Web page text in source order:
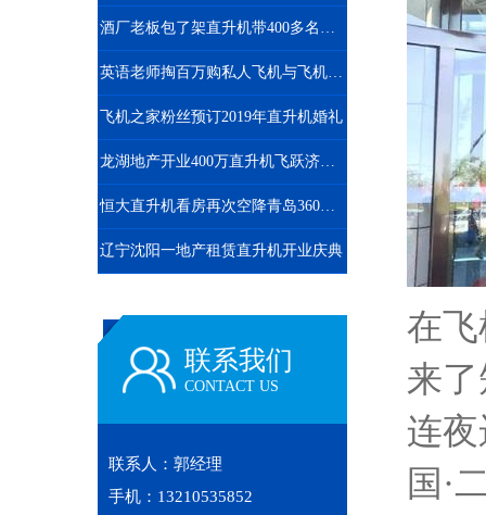
酒厂老板包了架直升机带400多名员工空中游览西柏坡
英语老师掏百万购私人飞机与飞机之家开展直升机租赁业务
飞机之家粉丝预订2019年直升机婚礼
龙湖地产开业400万直升机飞跃济南东CBD
恒大直升机看房再次空降青岛360度空中看楼盘
辽宁沈阳一地产租赁直升机开业庆典
联系我们
CONTACT US
联系人：郭经理
手机：13210535852
在
来
连
国·